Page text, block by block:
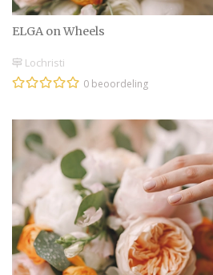
ELGA on Wheels
Lochristi
0 beoordeling